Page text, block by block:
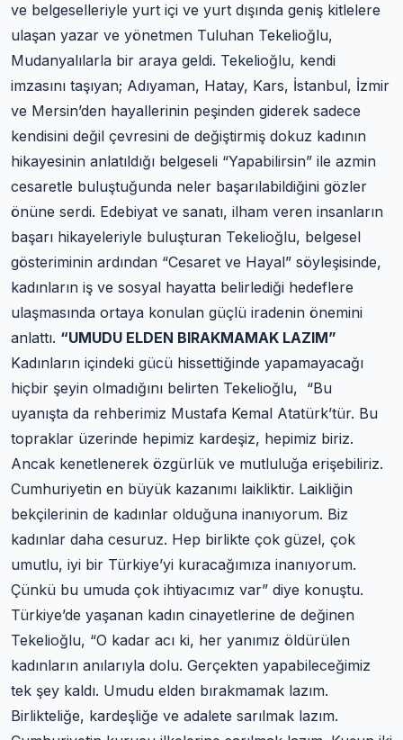
ve belgeselleriyle yurt içi ve yurt dışında geniş kitlelere
ulaşan yazar ve yönetmen Tuluhan Tekelioğlu,
Mudanyalılarla bir araya geldi. Tekelioğlu, kendi
imzasını taşıyan; Adıyaman, Hatay, Kars, İstanbul, İzmir
ve Mersin’den hayallerinin peşinden giderek sadece
kendisini değil çevresini de değiştirmiş dokuz kadının
hikayesinin anlatıldığı belgeseli “Yapabilirsin” ile azmin
cesaretle buluştuğunda neler başarılabildiğini gözler
önüne serdi. Edebiyat ve sanatı, ilham veren insanların
başarı hikayeleriyle buluşturan Tekelioğlu, belgesel
gösteriminin ardından “Cesaret ve Hayal” söyleşisinde,
kadınların iş ve sosyal hayatta belirlediği hedeflere
ulaşmasında ortaya konulan güçlü iradenin önemini
anlattı. “UMUDU ELDEN BIRAKMAMAK LAZIM”
Kadınların içindeki gücü hissettiğinde yapamayacağı
hiçbir şeyin olmadığını belirten Tekelioğlu, “Bu
uyanışta da rehberimiz Mustafa Kemal Atatürk’tür. Bu
topraklar üzerinde hepimiz kardeşiz, hepimiz biriz.
Ancak kenetlenerek özgürlük ve mutluluğa erişebiliriz.
Cumhuriyetin en büyük kazanımı laikliktir. Laikliğin
bekçilerinin de kadınlar olduğuna inanıyorum. Biz
kadınlar daha cesuruz. Hep birlikte çok güzel, çok
umutlu, iyi bir Türkiye’yi kuracağımıza inanıyorum.
Çünkü bu umuda çok ihtiyacımız var” diye konuştu.
Türkiye’de yaşanan kadın cinayetlerine de değinen
Tekelioğlu, “O kadar acı ki, her yanımız öldürülen
kadınların anılarıyla dolu. Gerçekten yapabileceğimiz
tek şey kaldı. Umudu elden bırakmamak lazım.
Birlikteliğe, kardeşliğe ve adalete sarılmak lazım.